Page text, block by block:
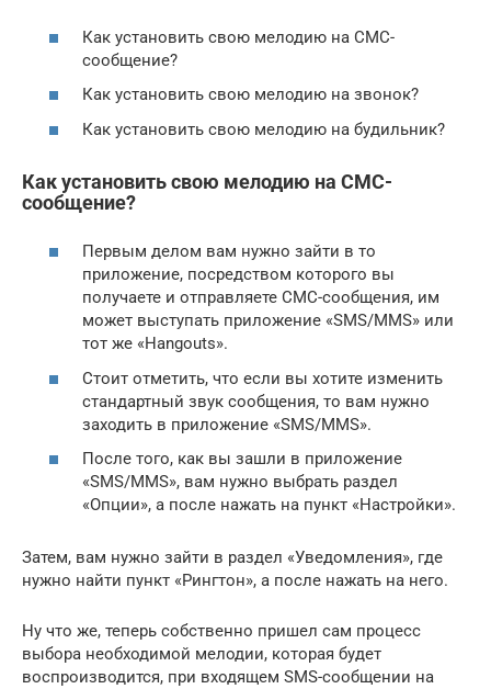
Как установить свою мелодию на СМС-
сообщение?
Как установить свою мелодию на звонок?
Как установить свою мелодию на будильник?
Как установить свою мелодию на СМС-
сообщение?
Первым делом вам нужно зайти в то
приложение, посредством которого вы
получаете и отправляете СМС-сообщения, им
может выступать приложение «SMS/MMS» или
тот же «Hangouts».
Стоит отметить, что если вы хотите изменить
стандартный звук сообщения, то вам нужно
заходить в приложение «SMS/MMS».
После того, как вы зашли в приложение
«SMS/MMS», вам нужно выбрать раздел
«Опции», а после нажать на пункт «Настройки».
Затем, вам нужно зайти в раздел «Уведомления», где
нужно найти пункт «Рингтон», а после нажать на него.
Ну что же, теперь собственно пришел сам процесс
выбора необходимой мелодии, которая будет
воспроизводится, при входящем SMS-сообщении на